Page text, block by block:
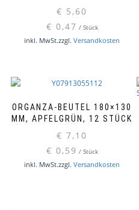
€ 5,60
€ 0,47 / Stück
inkl. MwSt.zzgl. Versandkosten
ORGANZA-BEUTEL 180×130
MM, APFELGRÜN, 12 STÜCK
€ 7,10
€ 0,59 / Stück
inkl. MwSt.zzgl. Versandkosten